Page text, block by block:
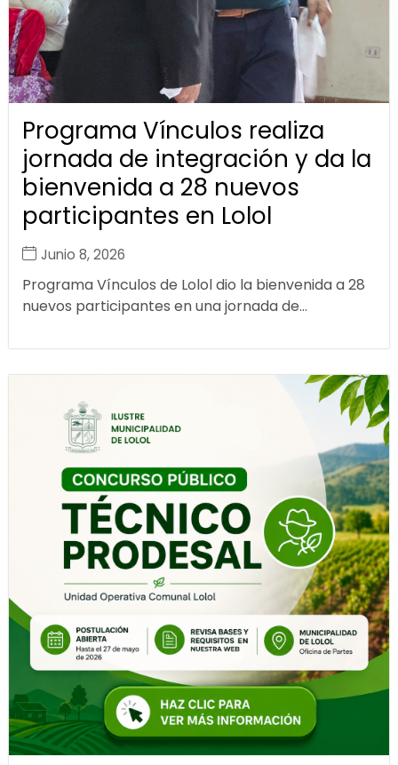
Programa Vínculos realiza
jornada de integración y da la
bienvenida a 28 nuevos
participantes en Lolol
Junio 8, 2026
Programa Vínculos de Lolol dio la bienvenida a 28
nuevos participantes en una jornada de...